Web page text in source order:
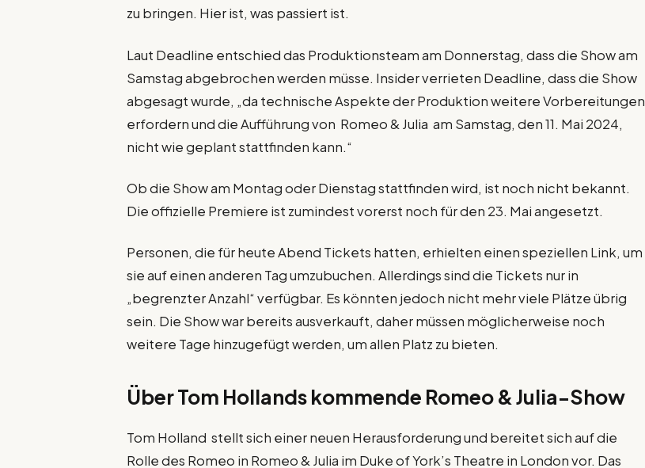
zu bringen. Hier ist, was passiert ist.
Laut Deadline entschied das Produktionsteam am Donnerstag, dass die Show am
Samstag abgebrochen werden müsse. Insider verrieten Deadline, dass die Show
abgesagt wurde, „da technische Aspekte der Produktion weitere Vorbereitungen
erfordern und die Aufführung von Romeo & Julia am Samstag, den 11. Mai 2024,
nicht wie geplant stattfinden kann.“
Ob die Show am Montag oder Dienstag stattfinden wird, ist noch nicht bekannt.
Die offizielle Premiere ist zumindest vorerst noch für den 23. Mai angesetzt.
Personen, die für heute Abend Tickets hatten, erhielten einen speziellen Link, um
sie auf einen anderen Tag umzubuchen. Allerdings sind die Tickets nur in
„begrenzter Anzahl“ verfügbar. Es könnten jedoch nicht mehr viele Plätze übrig
sein. Die Show war bereits ausverkauft, daher müssen möglicherweise noch
weitere Tage hinzugefügt werden, um allen Platz zu bieten.
Über Tom Hollands kommende Romeo & Julia-Show
Tom Holland stellt sich einer neuen Herausforderung und bereitet sich auf die
Rolle des Romeo in Romeo & Julia im Duke of York’s Theatre in London vor. Das